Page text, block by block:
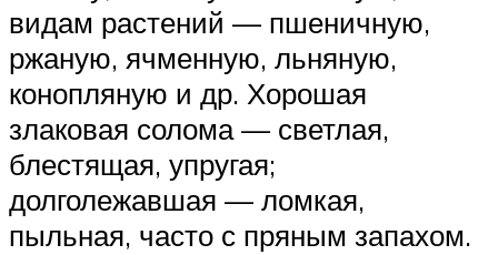
видам растений — пшеничную,
ржаную, ячменную, льняную,
конопляную и др. Хорошая
злаковая солома — светлая,
блестящая, упругая;
долголежавшая — ломкая,
пыльная, часто с пряным запахом.